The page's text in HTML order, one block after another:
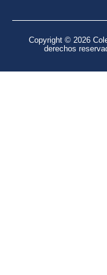
Copyright © 2026
derechos